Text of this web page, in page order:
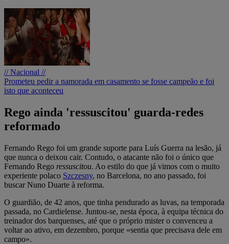
// Nacional //
Prometeu pedir a namorada em casamento se fosse campeão e foi
isto que aconteceu
Rego ainda 'ressuscitou' guarda-redes
reformado
Fernando Rego foi um grande suporte para Luís Guerra na lesão, já
que nunca o deixou cair. Contudo, o atacante não foi o único que
Fernando Rego ressuscitou. Ao estilo do que já vimos com o muito
experiente polaco Szczesny, no Barcelona, no ano passado, foi
buscar Nuno Duarte à reforma.
O guardião, de 42 anos, que tinha pendurado as luvas, na temporada
passada, no Cardielense. Juntou-se, nesta época, à equipa técnica do
treinador dos barquenses, até que o próprio mister o convenceu a
voltar ao ativo, em dezembro, porque «sentia que precisava dele em
campo».